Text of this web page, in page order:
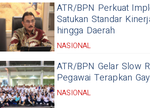
ATR/BPN Perkuat
Satukan Standar
hingga Daerah
NASIONAL
ATR/BPN Gelar Slow
Pegawai Terapkan
NASIONAL